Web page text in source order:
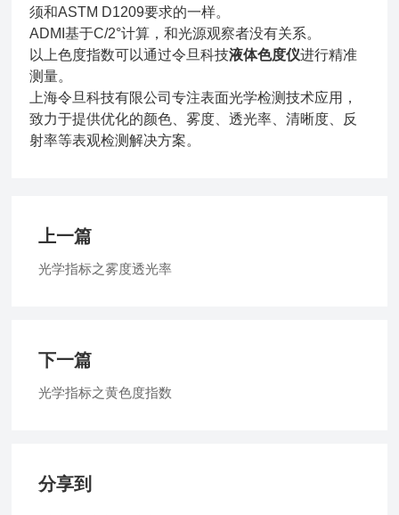
须和ASTM D1209要求的一样。
ADMI基于C/2°计算，和光源观察者没有关系。
以上色度指数可以通过令旦科技液体色度仪进行精准
测量。
上海令旦科技有限公司专注表面光学检测技术应用，
致力于提供优化的颜色、雾度、透光率、清晰度、反
射率等表观检测解决方案。
上一篇
光学指标之雾度透光率
下一篇
光学指标之黄色度指数
分享到